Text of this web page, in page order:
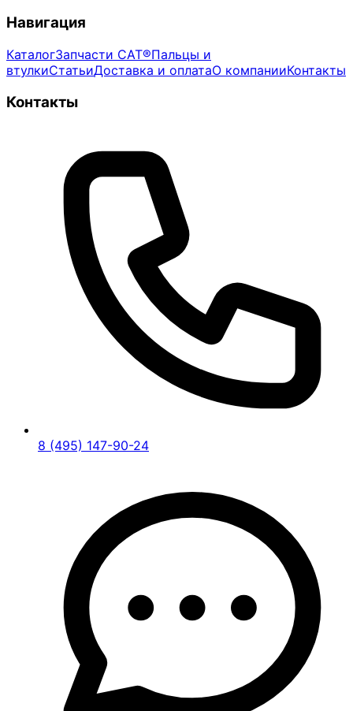
Навигация
КаталогЗапчасти CAT®Пальцы и
втулкиСтатьиДоставка и оплатаО компанииКонтакты
Контакты
8 (495) 147-90-24